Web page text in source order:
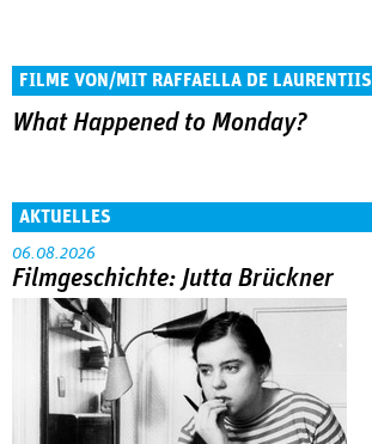
FILME VON/MIT RAFFAELLA DE LAURENTIIS
What Happened to Monday?
AKTUELLES
06.08.2026
Filmgeschichte: Jutta Brückner